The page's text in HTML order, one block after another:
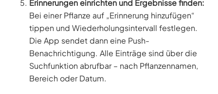
Erinnerungen einrichten und Ergebnisse finden:
Bei einer Pflanze auf „Erinnerung hinzufügen“
tippen und Wiederholungsintervall festlegen.
Die App sendet dann eine Push-
Benachrichtigung. Alle Einträge sind über die
Suchfunktion abrufbar – nach Pflanzennamen,
Bereich oder Datum.